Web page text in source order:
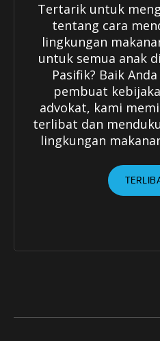
Tertarik untuk
tentang cara
lingkungan
untuk semua anak
Pasifik? Baik
pembuat
advokat, kami
terlibat dan
lingkungan